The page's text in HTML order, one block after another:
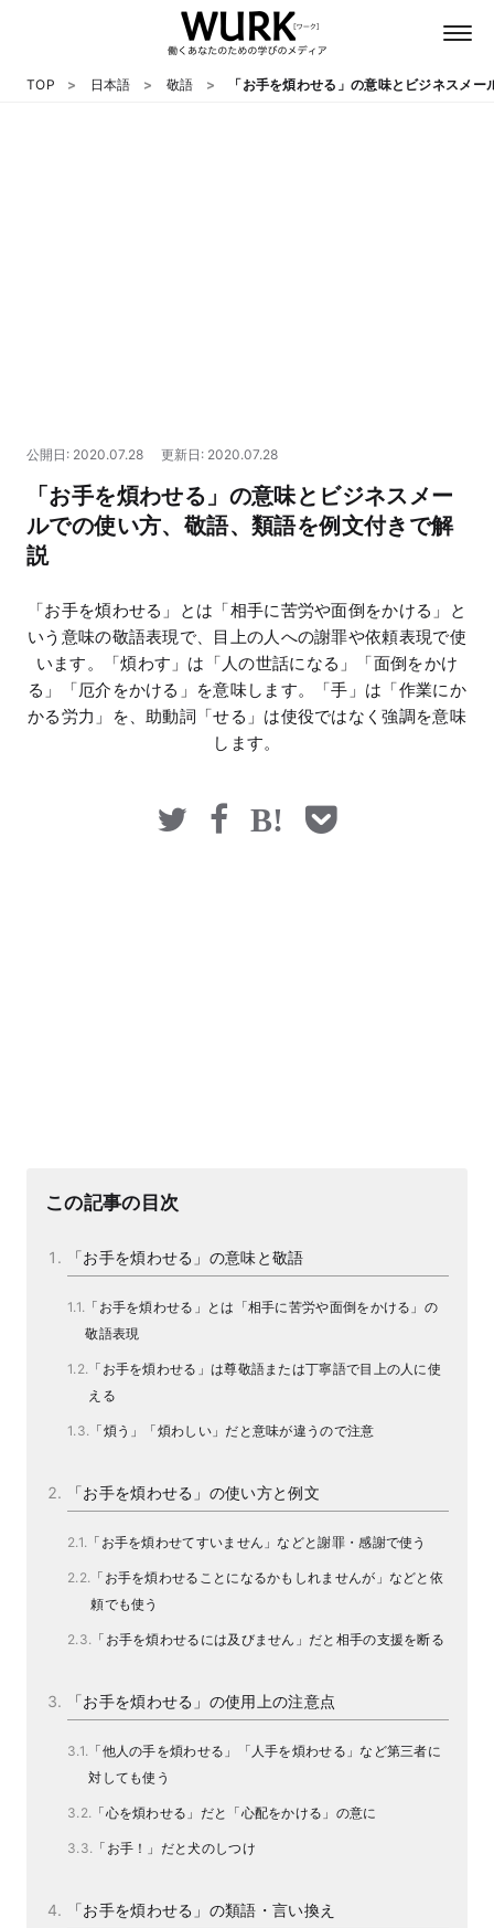
マネー
TOP 日本語 敬語 「お手を煩わせる」の意味とビジネスメ
公開日: 2020.07.28 更新日: 2020.07.28
「お手を煩わせる」の意味とビジネスメー
ルでの使い方、敬語、類語を例文付きで解
説
「お手を煩わせる」とは「相手に苦労や面倒をかける」と
いう意味の敬語表現で、目上の人への謝罪や依頼表現で使
います。「煩わす」は「人の世話になる」「面倒をかけ
る」「厄介をかける」を意味します。「手」は「作業にか
かる労力」を、助動詞「せる」は使役ではなく強調を意味
します。
この記事の目次
「お手を煩わせる」の意味と敬語
「お手を煩わせる」とは「相手に苦労や面倒をかける」の
敬語表現
「お手を煩わせる」は尊敬語または丁寧語で目上の人に使
える
「煩う」「煩わしい」だと意味が違うので注意
「お手を煩わせる」の使い方と例文
「お手を煩わせてすいません」などと謝罪・感謝で使う
「お手を煩わせることになるかもしれませんが」などと依
頼でも使う
「お手を煩わせるには及びません」だと相手の支援を断る
「お手を煩わせる」の使用上の注意点
「他人の手を煩わせる」「人手を煩わせる」など第三者に
対しても使う
「心を煩わせる」だと「心配をかける」の意に
「お手！」だと犬のしつけ
「お手を煩わせる」の類語・言い換え